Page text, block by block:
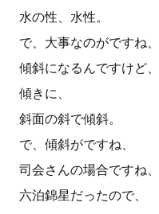
水の性、水性。
で、大事なのがですね、
傾斜になるんですけど、
傾きに、
斜面の斜で傾斜。
で、傾斜がですね、
司会さんの場合ですね、
六泊錦星だったので、